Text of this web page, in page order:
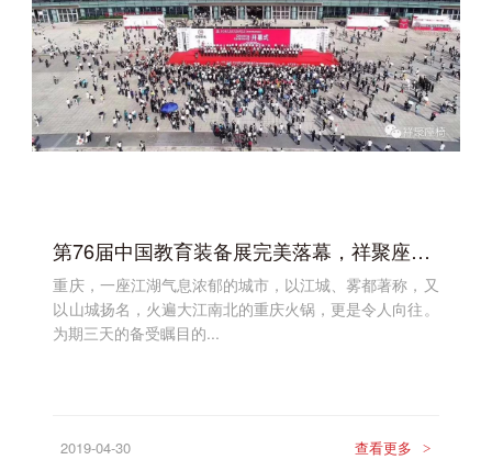
第76届中国教育装备展完美落幕，祥聚座椅树立教育空间新标杆
重庆，一座江湖气息浓郁的城市，以江城、雾都著称，又
以山城扬名，火遍大江南北的重庆火锅，更是令人向往。
为期三天的备受瞩目的...
2019-04-30 查看更多 >